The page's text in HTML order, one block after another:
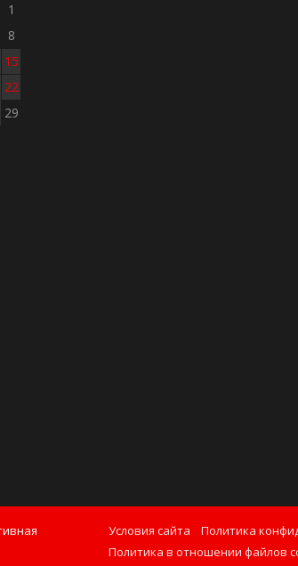
1
8
15
22
29
Условия сайта Политика
Политика в отношении файлов